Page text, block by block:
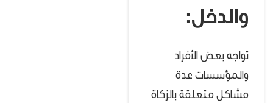
والدخل:
تواجه بعض الأفراد
والمؤسسات عدة
مشاكل متعلقة بالزكاة